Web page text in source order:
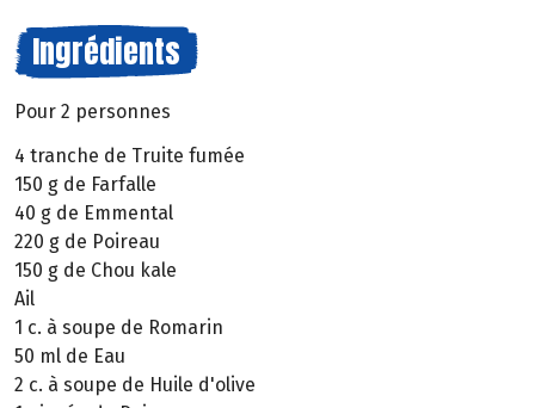
Ingrédients
Pour 2 personnes
4 tranche de Truite fumée
150 g de Farfalle
40 g de Emmental
220 g de Poireau
150 g de Chou kale
Ail
1 c. à soupe de Romarin
50 ml de Eau
2 c. à soupe de Huile d'olive